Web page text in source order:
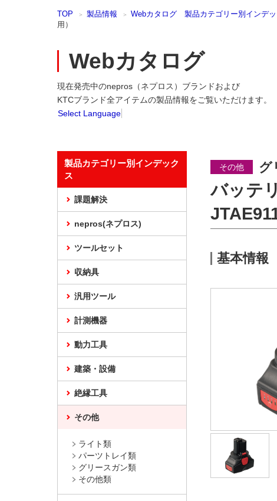
TOP 製品情報 Webカタログ 製品カテゴリー別インデッ
用）
Webカタログ
現在発売中のnepros（ネプロス）ブランドおよび
KTCブランド全アイテムの製品情報をご覧いただけます。
Select Language
その他 グ
バッテ
基本情報
製品カテゴリー別インデック
ス
課題解決
nepros(ネプロス)
ツールセット
収納具
汎用ツール
計測機器
動力工具
建築・設備
絶縁工具
その他
ライト類
パーツトレイ類
グリースガン類
その他類